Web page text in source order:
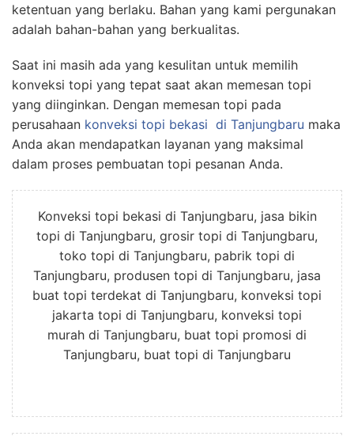
ketentuan yang berlaku. Bahan yang kami pergunakan
adalah bahan-bahan yang berkualitas.
Saat ini masih ada yang kesulitan untuk memilih
konveksi topi yang tepat saat akan memesan topi
yang diinginkan. Dengan memesan topi pada
perusahaan konveksi topi bekasi di Tanjungbaru maka
Anda akan mendapatkan layanan yang maksimal
dalam proses pembuatan topi pesanan Anda.
Konveksi topi bekasi di Tanjungbaru, jasa bikin
topi di Tanjungbaru, grosir topi di Tanjungbaru,
toko topi di Tanjungbaru, pabrik topi di
Tanjungbaru, produsen topi di Tanjungbaru, jasa
buat topi terdekat di Tanjungbaru, konveksi topi
jakarta topi di Tanjungbaru, konveksi topi
murah di Tanjungbaru, buat topi promosi di
Tanjungbaru, buat topi di Tanjungbaru